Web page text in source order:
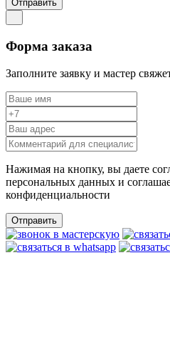
Отправить
Форма заказа
Заполните заявку и мастер
Нажимая на кнопку, вы даете
персональных данных и
конфиденциальности
Отправить